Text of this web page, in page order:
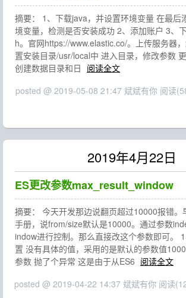
摘要： 1、下载java，并设置环境变量 在最后
境变量，检测是否安装成功 2、添加账户 3、
h。官网https://www.elastic.co/。上传服务器
置安装目录/usr/local中 进入目录，修改参数 更
创建数据目录和日 阅读全文
posted @ 2019-05-08 21:47 斌斌有你 阅读
2019年4月22日
ES更改参数max_result_window
摘要： 今天开发那边说翻页超过10000报错。
手册，说from/size默认是10000。通过参数
indow进行控制。那么直接改这个参数即可。
置 没有具体的值，采用的是默认的参数值
参数 抛了个异常 这是由于从ES6 阅读全文
posted @ 2019-04-22 14:37 斌斌有你 阅读